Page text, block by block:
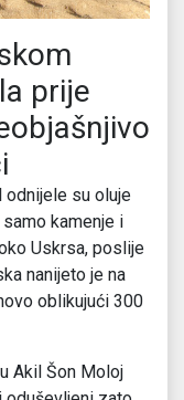
prije
odnijele su oluje
kamenje i
Uskrsa, poslije
nanijeto je na
oblikujući 300
Akil Šon Moloj